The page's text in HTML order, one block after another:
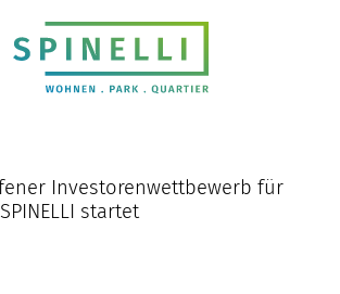
Investorenwettbewerb für
startet